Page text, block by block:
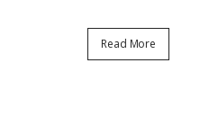
Read More